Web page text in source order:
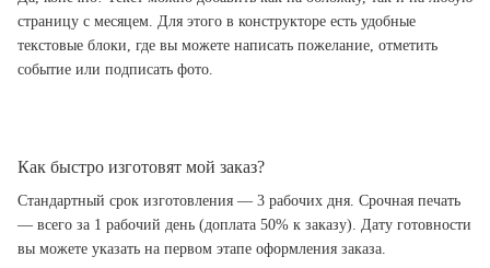
страницу с месяцем. Для этого в конструкторе есть удобные
текстовые блоки, где вы можете написать пожелание, отметить
событие или подписать фото.
Как быстро изготовят мой заказ?
Стандартный срок изготовления — 3 рабочих дня. Срочная печать
— всего за 1 рабочий день (доплата 50% к заказу). Дату готовности
вы можете указать на первом этапе оформления заказа.